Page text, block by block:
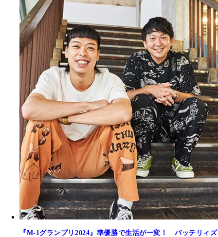
『M-1グランプリ2024』準優勝で生活が一変！ バッテリィズ